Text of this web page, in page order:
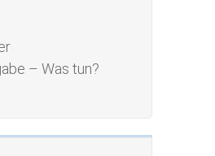
– Was tun?